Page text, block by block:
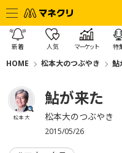
新着 人気 マーケット 特
HOME 松本大のつぶやき 鮎
松本 大
鮎が来た
松本大のつぶやき
2015/05/26